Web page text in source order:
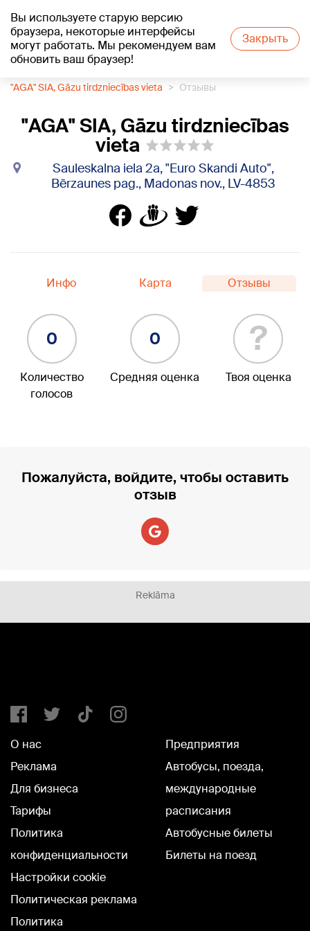
Вы используете старую версию
браузера, некоторые интерфейсы
могут работать. Мы рекомендуем вам
обновить ваш браузер!
Закрыть
+17°C
"AGA" SIA, Gāzu tirdzniecības vieta
Отзывы
"AGA" SIA, Gāzu tirdzniecības
vieta
Sauleskalna iela 2a, "Euro Skandi Auto",
Bērzaunes pag., Madonas nov., LV-4853
Инфо Карта Отзывы
0
Количество
голосов
0
Средняя оценка
?
Твоя оценка
Пожалуйста, войдите, чтобы оставить
отзыв
Reklāma
О нас
Реклама
Для бизнеса
Тарифы
Политика
конфиденциальности
Настройки cookie
Политическая реклама
Политика
Предприятия
Автобусы, поезда,
международные
расписания
Автобусные билеты
Билеты на поезд